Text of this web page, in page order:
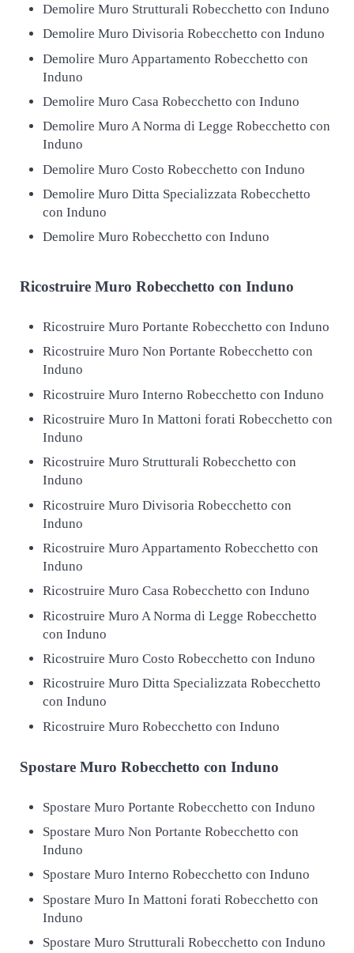
Demolire Muro Strutturali Robecchetto con Induno
Demolire Muro Divisoria Robecchetto con Induno
Demolire Muro Appartamento Robecchetto con
Induno
Demolire Muro Casa Robecchetto con Induno
Demolire Muro A Norma di Legge Robecchetto con
Induno
Demolire Muro Costo Robecchetto con Induno
Demolire Muro Ditta Specializzata Robecchetto
con Induno
Demolire Muro Robecchetto con Induno
RicostruireMuro Robecchetto con Induno
Ricostruire Muro Portante Robecchetto con Induno
Ricostruire Muro Non Portante Robecchetto con
Induno
Ricostruire Muro Interno Robecchetto con Induno
Ricostruire Muro In Mattoni forati Robecchetto con
Induno
Ricostruire Muro Strutturali Robecchetto con
Induno
Ricostruire Muro Divisoria Robecchetto con
Induno
Ricostruire Muro Appartamento Robecchetto con
Induno
Ricostruire Muro Casa Robecchetto con Induno
Ricostruire Muro A Norma di Legge Robecchetto
con Induno
Ricostruire Muro Costo Robecchetto con Induno
Ricostruire Muro Ditta Specializzata Robecchetto
con Induno
Ricostruire Muro Robecchetto con Induno
SpostareMuro Robecchetto con Induno
Spostare Muro Portante Robecchetto con Induno
Spostare Muro Non Portante Robecchetto con
Induno
Spostare Muro Interno Robecchetto con Induno
Spostare Muro In Mattoni forati Robecchetto con
Induno
Spostare Muro Strutturali Robecchetto con Induno